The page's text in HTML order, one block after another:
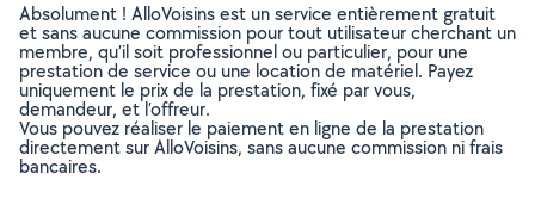
Absolument ! AlloVoisins est un service entièrement gratuit
et sans aucune commission pour tout utilisateur cherchant un
membre, qu’il soit professionnel ou particulier, pour une
prestation de service ou une location de matériel. Payez
uniquement le prix de la prestation, fixé par vous,
demandeur, et l’offreur.
Vous pouvez réaliser le paiement en ligne de la prestation
directement sur AlloVoisins, sans aucune commission ni frais
bancaires.